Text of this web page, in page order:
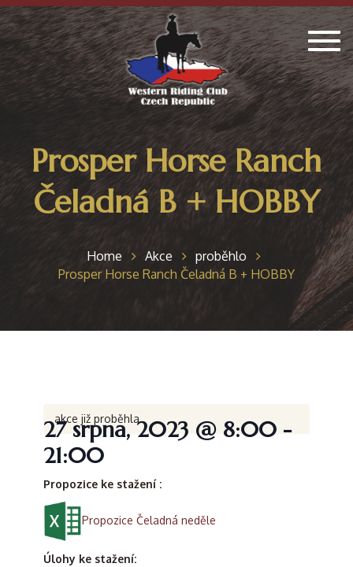
Prosper Horse Ranch
Čeladná B + HOBBY
Home Akce
proběhlo
Prosper Horse Ranch Čeladná B + HOBBY
akce již proběhla.
27 srpna, 2023 @ 8:00 -
21:00
Propozice ke stažení :
Propozice Čeladná neděle
Úlohy ke stažení: